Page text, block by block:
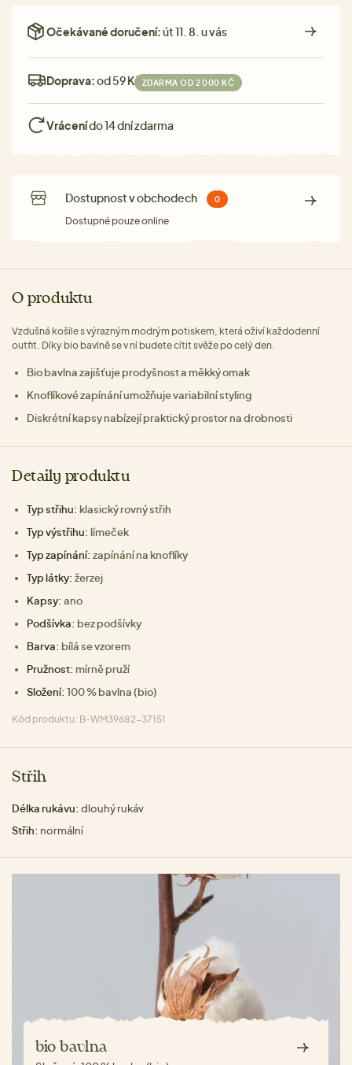
Očekávané doručení:út 11. 8. u vás
Doprava:od 59 Kč ZDARMA OD 2 000 KČ
Vrácenído 14 dní zdarma
Dostupnost v obchodech 0
Dostupné pouze online
O produktu
Vzdušná košile s výrazným modrým potiskem, která oživí každodenní
outfit. Díky bio bavlně se v ní budete cítit svěže po celý den.
Bio bavlna zajišťuje prodyšnost a měkký omak
Knoflíkové zapínání umožňuje variabilní styling
Diskrétní kapsy nabízejí praktický prostor na drobnosti
Detaily produktu
Typ střihu: klasický rovný střih
Typ výstřihu: límeček
Typ zapínání: zapínání na knoflíky
Typ látky: žerzej
Kapsy: ano
Podšívka: bez podšívky
Barva: bílá se vzorem
Pružnost: mírně pruží
Složení: 100 % bavlna (bio)
Kód produktu: B-WM39682-37151
Střih
Délka rukávu: dlouhý rukáv
Střih: normální
bio bavlna